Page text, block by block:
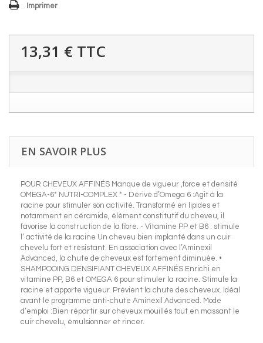
Imprimer
13,31 € TTC
EN SAVOIR PLUS
POUR CHEVEUX AFFINÉS Manque de vigueur ,force et densité
OMEGA-6* NUTRI-COMPLEX * - Dérivé d’Omega 6 :Agit à la
racine pour stimuler son activité. Transformé en lipides et
notamment en céramide, élément constitutif du cheveu, il
favorise la construction de la fibre. - Vitamine PP et B6 : stimule
l’ activité de la racine Un cheveu bien implanté dans un cuir
chevelu fort et résistant. En association avec l’Aminexil
Advanced, la chute de cheveux est fortement diminuée. •
SHAMPOOING DENSIFIANT CHEVEUX AFFINÉS Enrichi en
vitamine PP, B6 et OMEGA 6 pour stimuler la racine. Stimule la
racine et apporte vigueur. Prévient la chute des cheveux. Idéal
avant le programme anti-chute Aminexil Advanced. Mode
d’emploi :Bien répartir sur cheveux mouillés tout en massant le
cuir chevelu, émulsionner et rincer.